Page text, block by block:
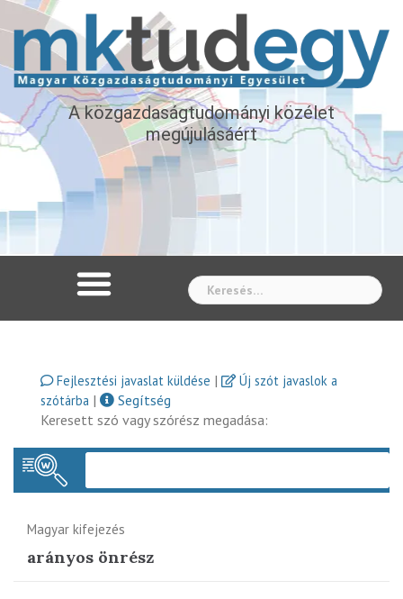
A közgazdaságtudományi közélet
megújulásáért
Fejlesztési javaslat küldése |
Új szót javaslok a
szótárba |
Segítség
Keresett szó vagy szórész megadása:
Magyar kifejezés
arányos önrész